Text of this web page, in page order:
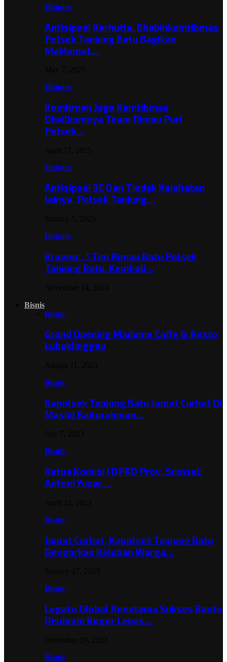
Hukum
Antisipasi Karhutla, Bhabinkamtibmas
Polsek Tanjung Batu Bagikan
Maklumat…
Hukum
Komitmen Jaga Kamtibmas
Diwilkumnya Team Rimau Puri
Polsek…
Hukum
Antisipasi 3C Dan Tindak Kejahatan
lainya, Polsek Tanjung…
Hukum
Bravoo…! Tim Rimau Batu Polsek
Tanjung Batu, Kembali…
Bisnis
Bisnis
Grand Opening Madame Caffe & Resto
Lubuklinggau
Bisnis
Kapolsek Tanjung Batu Jumat Curhat Di
Masjid Baiturahman…
Bisnis
Ketua Komisi I DPRD Prov. Sumsel;
Antoni Yuzar,…
Bisnis
Jumat Curhat, Kapolsek Tanjung Batu
Dengarkan Keluhan Warga…
Bisnis
Legato Global Anextama Sukses Bantu
Disdagin Bogor Lepas…
Bisnis